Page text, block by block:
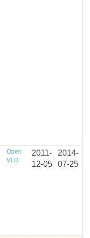
Open
VLD
2011-
12-05
2014-
07-25